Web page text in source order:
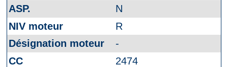
N
R
-
2474